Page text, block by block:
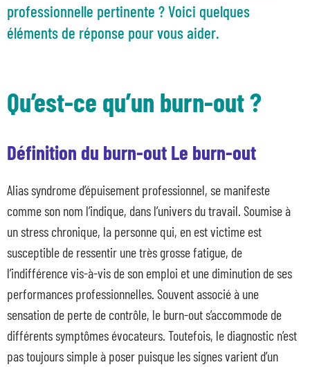
professionnelle pertinente ? Voici quelques
éléments de réponse pour vous aider.
Qu’est-ce qu’un burn-out ?
Définition du burn-out Le burn-out
Alias syndrome d’épuisement professionnel, se manifeste
comme son nom l’indique, dans l’univers du travail. Soumise à
un stress chronique, la personne qui, en est victime est
susceptible de ressentir une très grosse fatigue, de
l’indifférence vis-à-vis de son emploi et une diminution de ses
performances professionnelles. Souvent associé à une
sensation de perte de contrôle, le burn-out s’accommode de
différents symptômes évocateurs. Toutefois, le diagnostic n’est
pas toujours simple à poser puisque les signes varient d’un